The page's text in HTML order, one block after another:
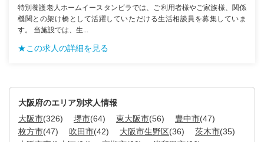
特別養護老人ホームイースタンビラでは、ご利用者様やご家族様、関係
機関との架け橋として活躍していただける生活相談員を募集していま
す。 当施設では、生...
★この求人の詳細を見る
大阪府のエリア別求人情報
大阪市(326) 堺市(64) 東大阪市(56) 豊中市(47)
枚方市(47) 吹田市(42) 大阪市生野区(36) 茨木市(35)